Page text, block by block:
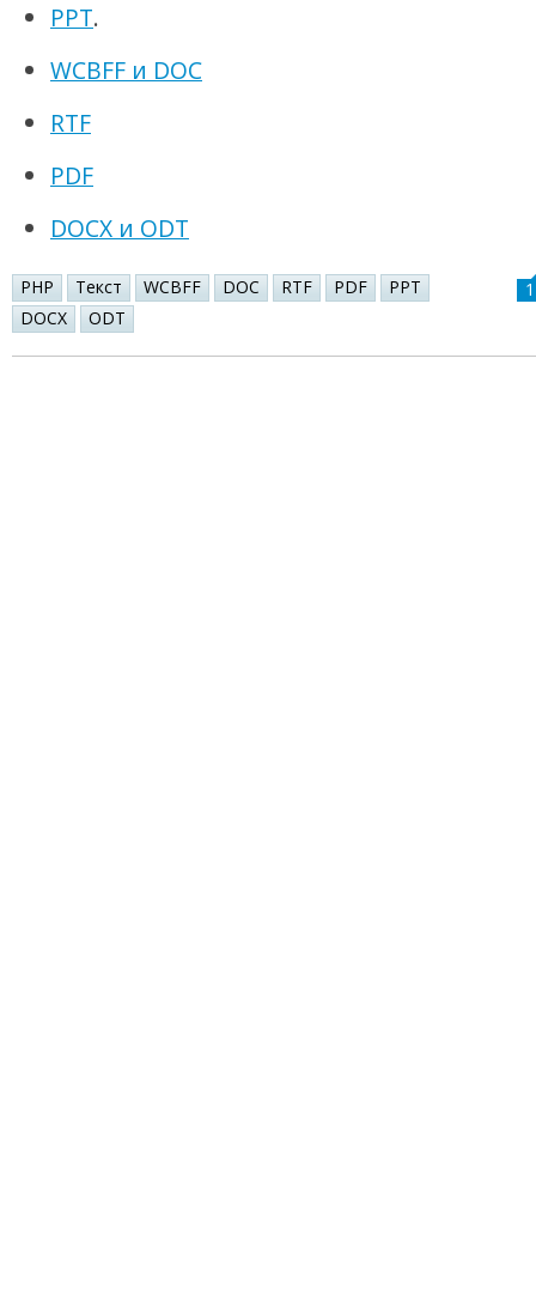
PPT.
WCBFF и DOC
RTF
PDF
DOCX и ODT
PHP Текст WCBFF DOC RTF PDF
PPT
DOCX
ODT